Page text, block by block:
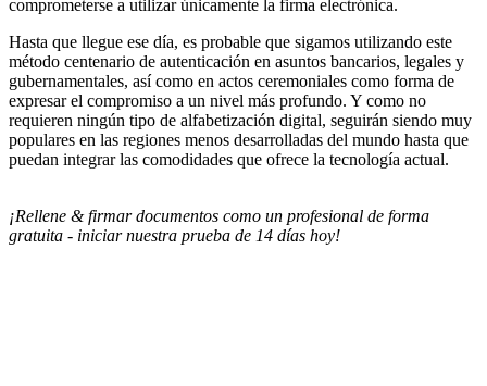
comprometerse a utilizar únicamente la firma electrónica.
Hasta que llegue ese día, es probable que sigamos utilizando este
método centenario de autenticación en asuntos bancarios, legales y
gubernamentales, así como en actos ceremoniales como forma de
expresar el compromiso a un nivel más profundo. Y como no
requieren ningún tipo de alfabetización digital, seguirán siendo muy
populares en las regiones menos desarrolladas del mundo hasta que
puedan integrar las comodidades que ofrece la tecnología actual.
¡Rellene & firmar documentos como un profesional de forma
gratuita - iniciar nuestra prueba de 14 días hoy!